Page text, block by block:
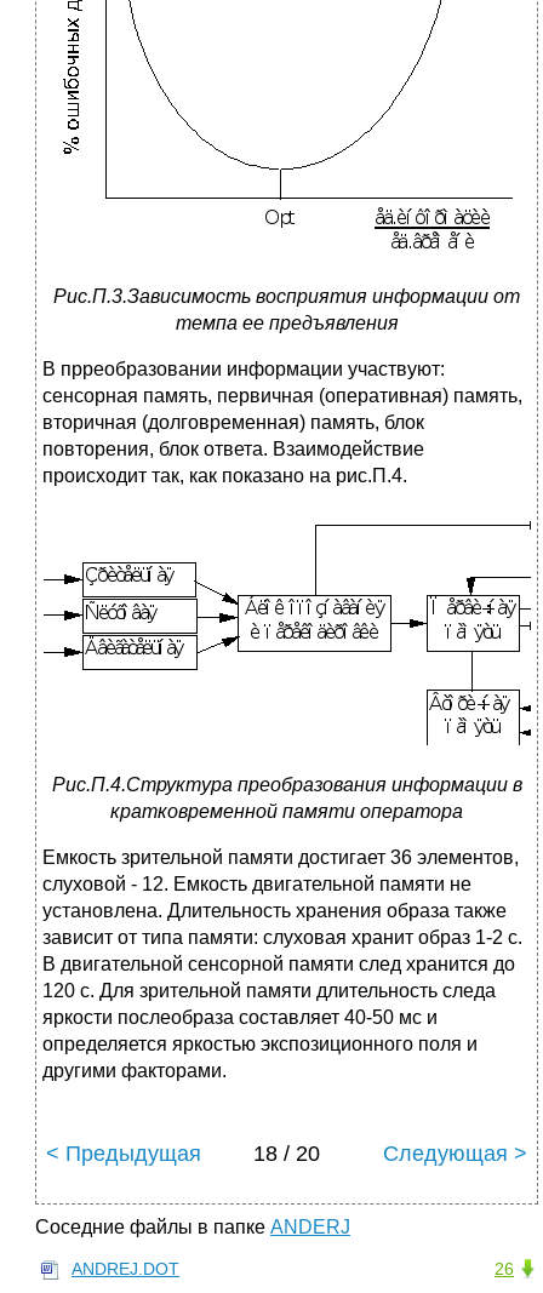
Рис.П.3.Зависимость восприятия информации от
темпа ее предъявления
В прреобразовании информации участвуют:
сенсорная память, первичная (оперативная) память,
вторичная (долговременная) память, блок
повторения, блок ответа. Взаимодействие
происходит так, как показано на рис.П.4.
Рис.П.4.Структура преобразования информации в
кратковременной памяти оператора
Емкость зрительной памяти достигает 36 элементов,
слуховой - 12. Емкость двигательной памяти не
установлена. Длительность хранения образа также
зависит от типа памяти: слуховая хранит образ 1-2 с.
В двигательной сенсорной памяти след хранится до
120 с. Для зрительной памяти длительность следа
яркости послеобраза составляет 40-50 мс и
определяется яркостью экспозиционного поля и
другими факторами.
< Предыдущая 18 / 20 Следующая >
Соседние файлы в папке ANDERJ
26
ANDREJ.DOT